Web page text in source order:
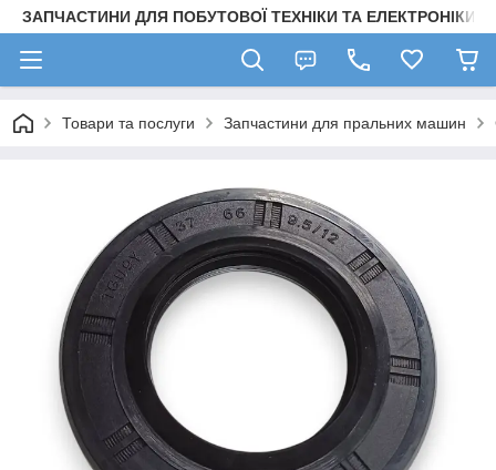
ЗАПЧАСТИНИ ДЛЯ ПОБУТОВОЇ ТЕХНІКИ ТА ЕЛЕКТРОНІКИ
Товари та послуги Запчастини для пральних машин